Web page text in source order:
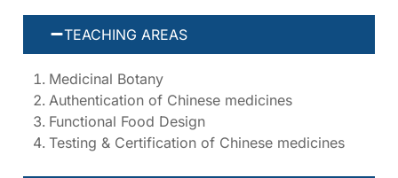
TEACHING AREAS
Medicinal Botany
Authentication of Chinese medicines
Functional Food Design
Testing & Certification of Chinese medicines